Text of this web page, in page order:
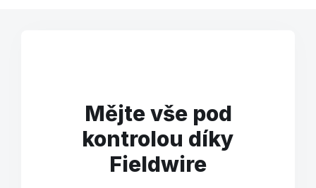
Mějte vše pod
kontrolou díky
Fieldwire